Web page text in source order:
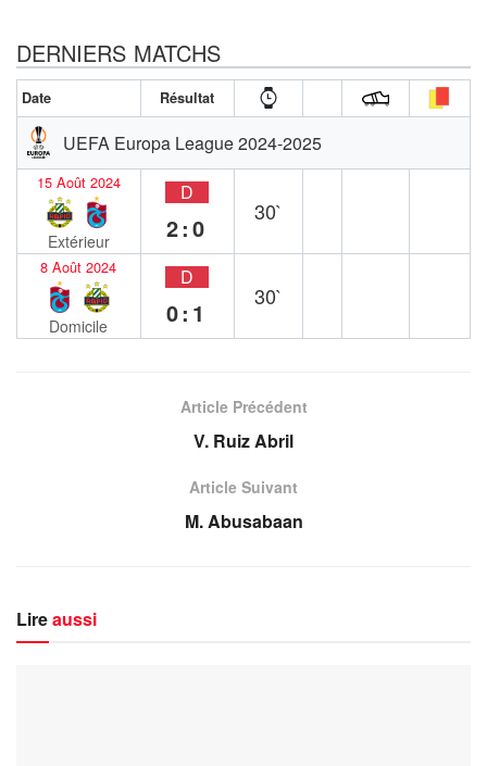
DERNIERS MATCHS
Date Résultat
UEFA Europa League 2024-2025
15 Août 2024
Extérieur
D
2:0
30`
8 Août 2024
Domicile
D
0:1
30`
Article Précédent
V. Ruiz Abril
Article Suivant
M. Abusabaan
Lireaussi